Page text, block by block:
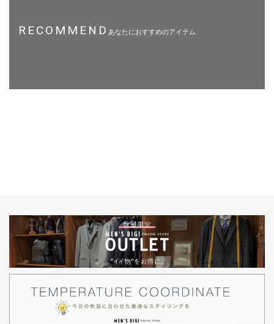
RECOMMENDあなたにおすすめのアイテム